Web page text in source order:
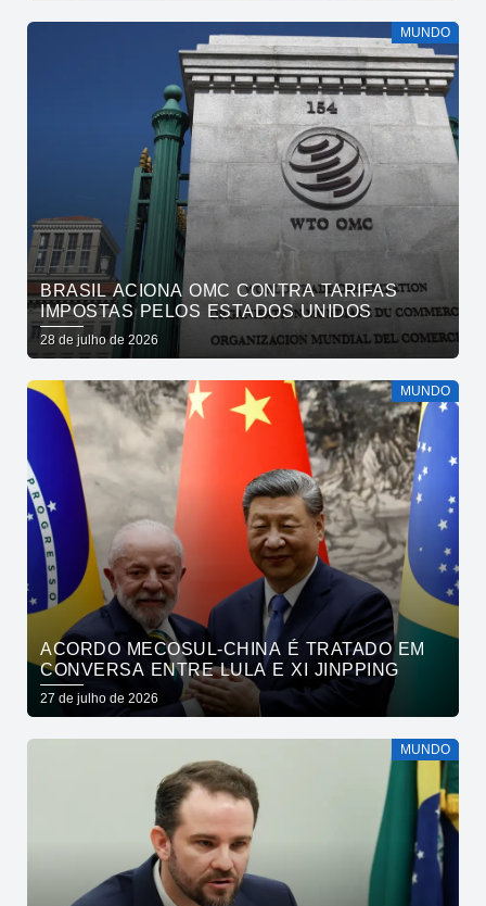
MUNDO
BRASIL ACIONA OMC CONTRA TARIFAS
IMPOSTAS PELOS ESTADOS UNIDOS
28 de julho de 2026
MUNDO
ACORDO MECOSUL-CHINA É TRATADO EM
CONVERSA ENTRE LULA E XI JINPPING
27 de julho de 2026
MUNDO